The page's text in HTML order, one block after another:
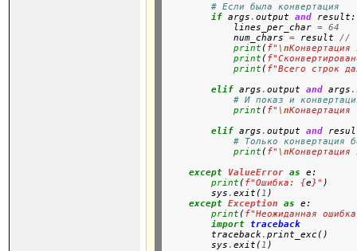
# Если была конвертация
if args .output and result:
            lines_per_char
=
64
            num_chars
= result //
print (f" \n
print (
print (f"Всего строк
elif args .output and args .
# И показ и
print (f" \n
elif args .output and
# Только конвертация
print (f" \n
except
ValueError as
e:
print (f"Ошибка: {e}" )
        sys
.exit(1)
except Exception as
e:
print (f"Неожиданная
import
traceback
        traceback
.print_exc()
        sys
.exit(1)